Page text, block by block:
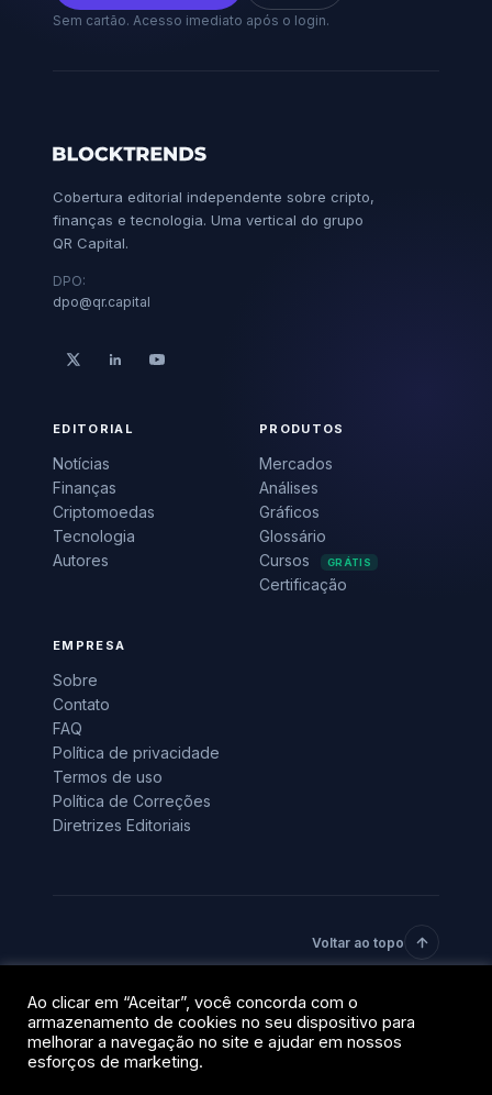
Sem cartão. Acesso imediato após o login.
Cobertura editorial independente sobre cripto,
finanças e tecnologia. Uma vertical do grupo
QR Capital.
DPO:
dpo@qr.capital
EDITORIAL
Notícias
Finanças
Criptomoedas
Tecnologia
Autores
PRODUTOS
Mercados
Análises
Gráficos
Glossário
Cursos
GRÁTIS
Certificação
EMPRESA
Sobre
Contato
FAQ
Política de privacidade
Termos de uso
Política de Correções
Diretrizes Editoriais
Voltar ao topo
© 2026 BlockTrends · Uma vertical do grupo QR Capital.
Todos os direitos reservados.
PrivacidadeTermos
Ao clicar em “Aceitar”, você concorda com o
armazenamento de cookies no seu dispositivo para
melhorar a navegação no site e ajudar em nossos
esforços de marketing.